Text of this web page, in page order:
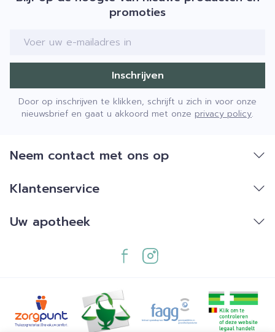
promoties
E-mail adres
Inschrijven
Door op inschrijven te klikken, schrijft u zich in voor onze
nieuwsbrief en gaat u akkoord met onze privacy policy.
Neem contact met ons op
Klantenservice
Uw apotheek